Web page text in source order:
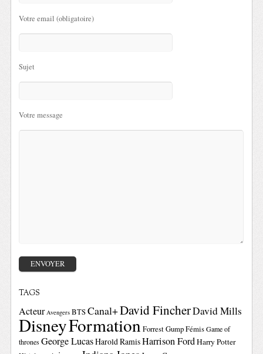
Votre email (obligatoire)
Sujet
Votre message
TAGS
Acteur Avengers BTSCanal+David FincherDavid Mills
DisneyFormationForrest GumpFémis Game of
thrones George LucasHarold RamisHarrison FordHarry Potter